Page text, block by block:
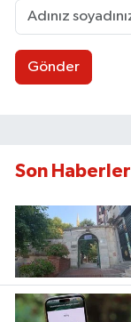
Gönder
Son Haberler